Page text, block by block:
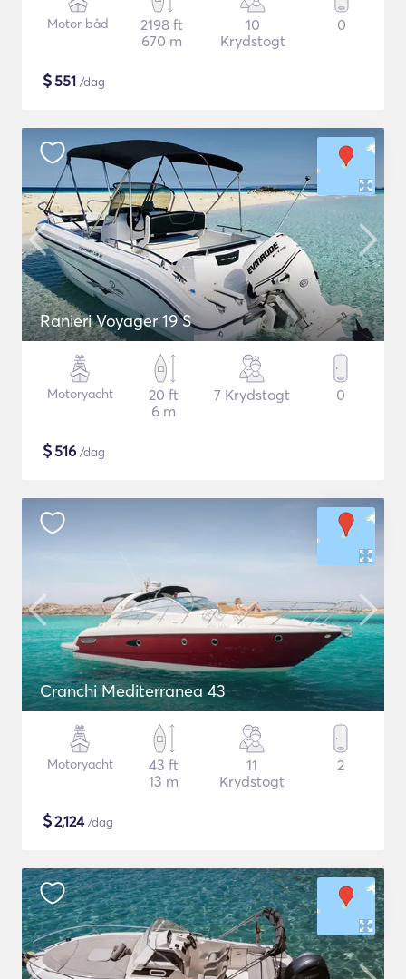
Motor båd
2198 ft
670 m
10
Krydstogt
0
$551 /dag
Ranieri Voyager 19 S
Motoryacht
20 ft
6 m
7 Krydstogt 0
$516 /dag
Cranchi Mediterranea 43
Motoryacht
43 ft
13 m
11
Krydstogt
2
$2,124/dag